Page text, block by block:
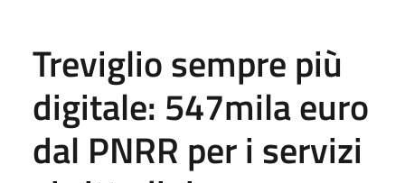
Treviglio sempre più
digitale: 547mila euro
dal PNRR per i servizi